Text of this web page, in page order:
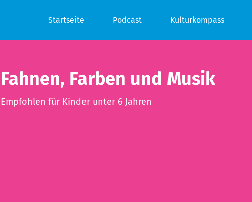
Startseite Podcast Kulturkompass
Fahnen, Farben und Musik
Empfohlen für Kinder unter 6 Jahren